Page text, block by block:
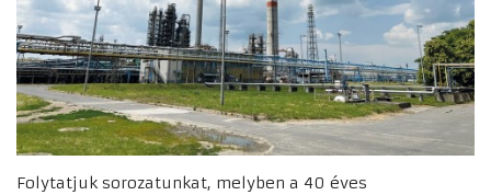
Folytatjuk sorozatunkat, melyben a 40 éves